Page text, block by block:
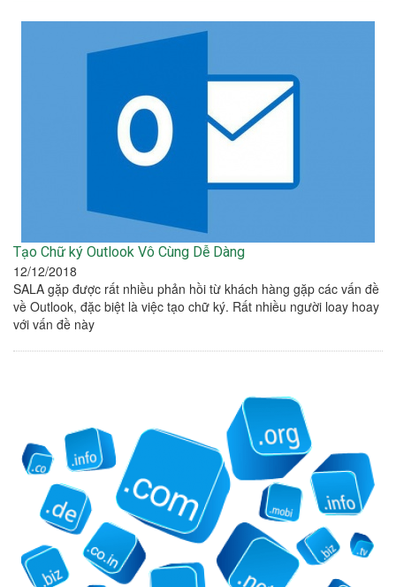
Tạo Chữ ký Outlook Vô Cùng Dễ Dàng
12/12/2018
SALA gặp được rất nhiều phản hồi từ khách hàng gặp các vấn đề
về Outlook, đặc biệt là việc tạo chữ ký. Rất nhiều người loay hoay
với vấn đề này